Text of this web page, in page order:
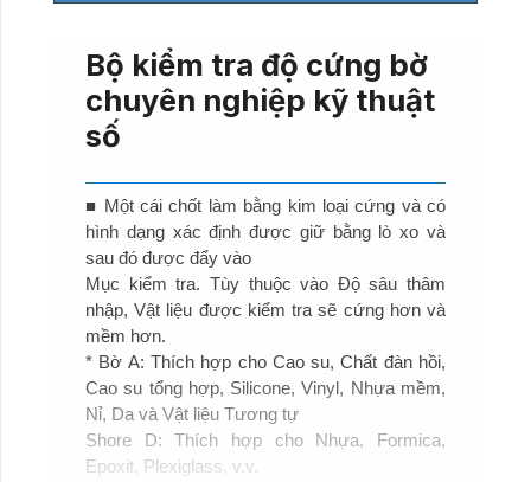
Bộ kiểm tra độ cứng bờ
chuyên nghiệp kỹ thuật
số
■ Một cái chốt làm bằng kim loại cứng và có
hình dạng xác định được giữ bằng lò xo và
sau đó được đẩy vào
Mục kiểm tra. Tùy thuộc vào Độ sâu thâm
nhập, Vật liệu được kiểm tra sẽ cứng hơn và
mềm hơn.
* Bờ A: Thích hợp cho Cao su, Chất đàn hồi,
Cao su tổng hợp, Silicone, Vinyl, Nhựa mềm,
Nỉ, Da và Vật liệu Tương tự
Shore D: Thích hợp cho Nhựa, Formica,
Epoxit, Plexiglass, v.v.